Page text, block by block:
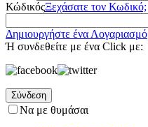
ΚώδικόςΞεχάσατε τον Κωδικό;
Δημιουργήστε ένα Λογαριασμό
Ή συνδεθείτε με ένα Click με:
Σύνδεση
Να με θυμάσαι